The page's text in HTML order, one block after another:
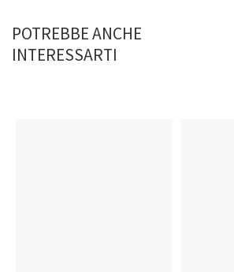
POTREBBE ANCHE
INTERESSARTI